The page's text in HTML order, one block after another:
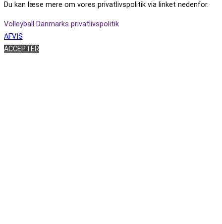
Du kan læse mere om vores privatlivspolitik via linket nedenfor.
Volleyball Danmarks privatlivspolitik
AFVIS
ACCEPTÉR